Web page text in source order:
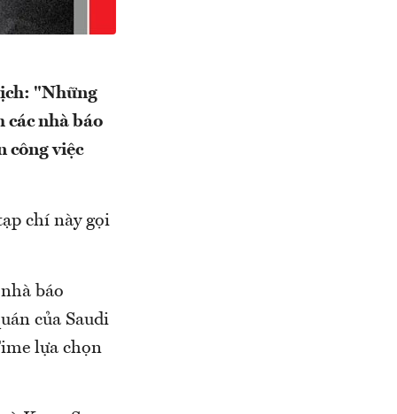
"Những
các nhà báo
công việc
chí này gọi
báo
của Saudi
lựa chọn